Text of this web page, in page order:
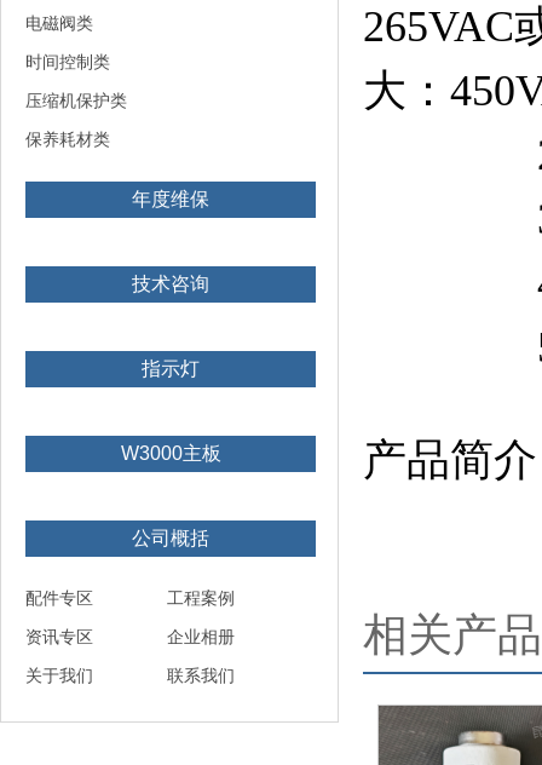
电磁阀类
时间控制类
压缩机保护类
保养耗材类
年度维保
技术咨询
指示灯
W3000主板
公司概括
配件专区
工程案例
资讯专区
企业相册
关于我们
联系我们
265VAC
大：
2、功
3、故
4、故
5、处
产品简
相关产